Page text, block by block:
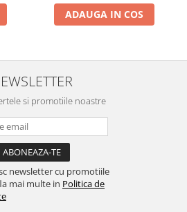
ADAUGA IN COS
si promotiile noastre
newsletter cu promotiile
mai multe in Politica de